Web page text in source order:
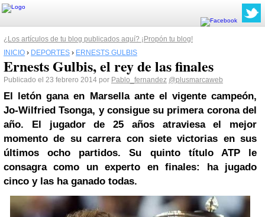
¿Los artículos de tu blog publicados aquí? ¡Propón tu blog!
INICIO › DEPORTES › ERNESTS GULBIS
Ernests Gulbis, el rey de las finales
Publicado el 23 febrero 2014 por Pablo_fernandez @plusmarcaweb
El letón gana en Marsellaante el vigente campeón,
Jo-Wilfried Tsonga, y consigue su primera corona del
año. El jugador de 25 años atraviesa el mejor
momento de su carrera con siete victorias en sus
últimos ocho partidos. Su quinto título ATP le
consagra como un experto en finales: ha jugado
cinco y las ha ganado todas.